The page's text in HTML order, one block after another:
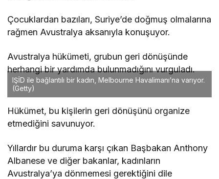
Çocuklardan bazıları, Suriye’de doğmuş olmalarına
rağmen Avustralya aksanıyla konuşuyor.
Avustralya hükümeti, grubun geri dönüşünde
herhangi bir yardımda bulunmadığını vurguladı.
IŞİD ile bağlantılı bir kadın, Melbourne Havalimanı’na varıyor.
(Getty)
Hükümet, bu kişilerin geri dönüşünü organize
etmediğini savunuyor.
Yıllardır bu duruma karşı çıkan Başbakan Anthony
Albanese ve diğer bakanlar, kadınların
Avustralya’ya dönmemesi gerektiğini dile